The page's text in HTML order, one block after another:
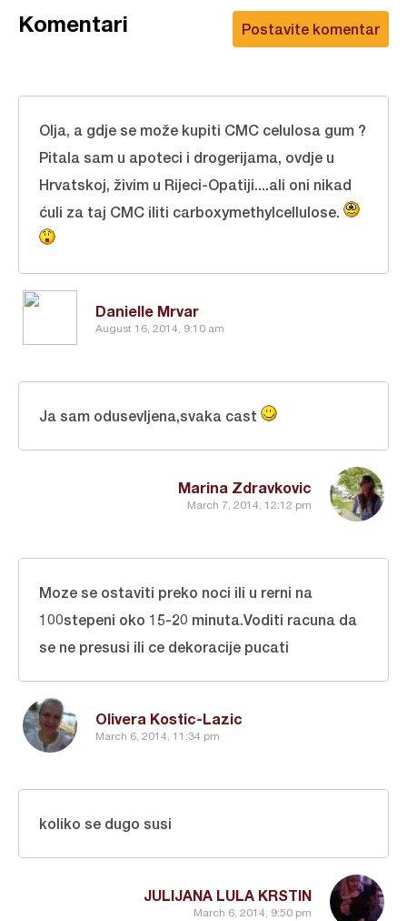
Postavite komentar
Komentari
Danielle Mrvar
August 16, 2014, 9:10 am
Olja, a gdje se može kupiti CMC celulosa gum ?
Pitala sam u apoteci i drogerijama, ovdje u
Hrvatskoj, živim u Rijeci-Opatiji....ali oni nikad
ćuli za taj CMC iliti carboxymethylcellulose.
Marina Zdravkovic
March 7, 2014, 12:12 pm
Ja sam odusevljena,svaka cast
Olivera Kostic-Lazic
March 6, 2014, 11:34 pm
Moze se ostaviti preko noci ili u rerni na
100stepeni oko 15-20 minuta.Voditi racuna da
se ne presusi ili ce dekoracije pucati
JULIJANA LULA KRSTIN
March 6, 2014, 9:50 pm
koliko se dugo susi